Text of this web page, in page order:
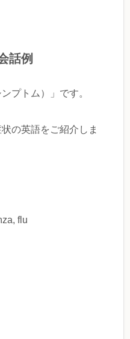
話例
プトム）」です。
の英語をご紹介しま
flu